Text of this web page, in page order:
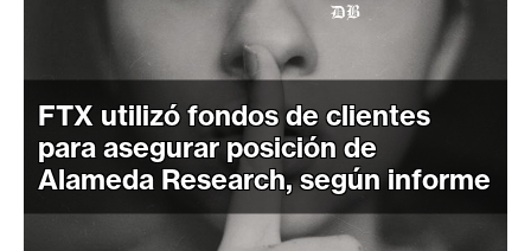
p
t
o
M
FTX utilizó fondos de clientes
para asegurar posición de
Alameda Research, según informe